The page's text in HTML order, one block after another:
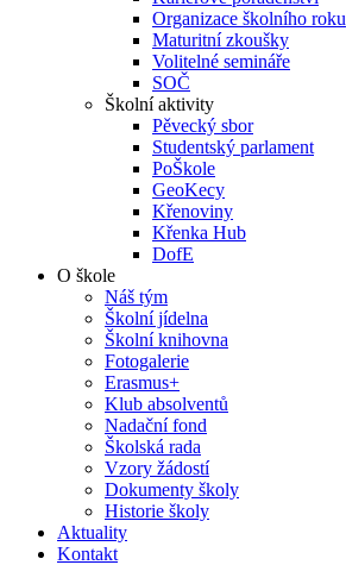
Organizace školního roku
Maturitní zkoušky
Volitelné semináře
SOČ
Školní aktivity
Pěvecký sbor
Studentský parlament
PoŠkole
GeoKecy
Křenoviny
Křenka Hub
DofE
O škole
Náš tým
Školní jídelna
Školní knihovna
Fotogalerie
Erasmus+
Klub absolventů
Nadační fond
Školská rada
Vzory žádostí
Dokumenty školy
Historie školy
Aktuality
Kontakt